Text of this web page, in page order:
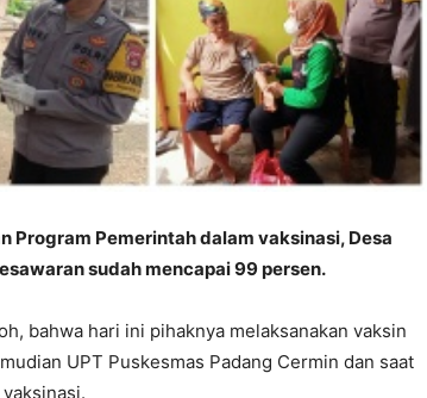
Program Pemerintah dalam vaksinasi, Desa
sudah mencapai 99 persen.
bahwa hari ini pihaknya melaksanakan vaksin
UPT Puskesmas Padang Cermin dan saat